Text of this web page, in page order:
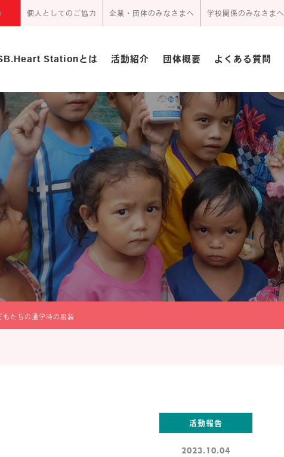
個人としてのご協力 企業・団体のみなさまへ 学校関係のみなさまへ
Stationとは 活動紹介
主な活動内容 活動報告 頂いたお手紙
団体概要
団体の目的 団体概要･定款 周辺アクセス 事業報告書
よくある質問
もたちの通学時の服装
活動報告
2023.10.04